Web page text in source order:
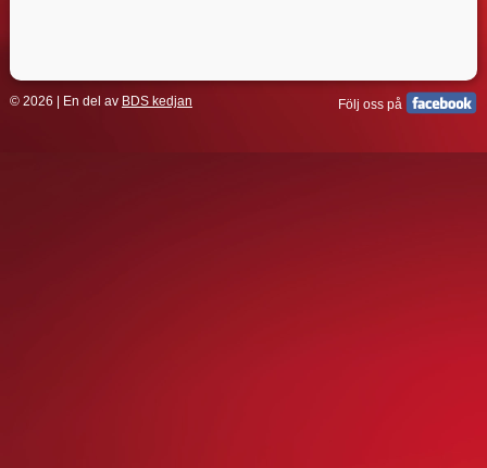
Följ oss på
© 2026 | En del av BDS kedjan